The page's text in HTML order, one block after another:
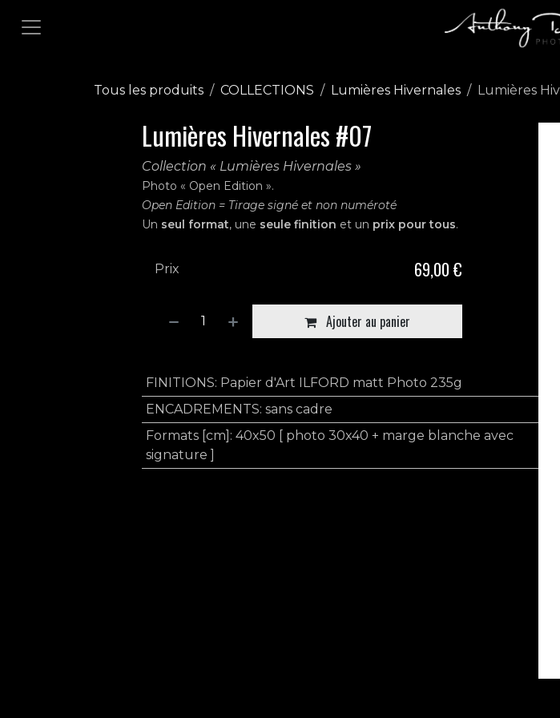
Tous les produits COLLECTIONS Lumières Hivernales Lumières
Lumières Hivernales #07
Collection « Lumières Hivernales »
Photo « Open Edition ».
Open Edition = Tirage signé et non numéroté
Un seul format, une seule finition et un prix pour tous.
Ajouter au panier
Prix 69,00 €
FINITIONS: Papier d'Art ILFORD matt Photo 235g
ENCADREMENTS: sans cadre
Formats [cm] : 40x50 [ photo 30x40 + marge blanche avec
signature ]